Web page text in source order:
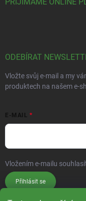
ODEBÍRAT
Vložte svůj e-mail a my
produktech na našem e-
E-MAIL
Vložením e-mailu
Přihlásit se